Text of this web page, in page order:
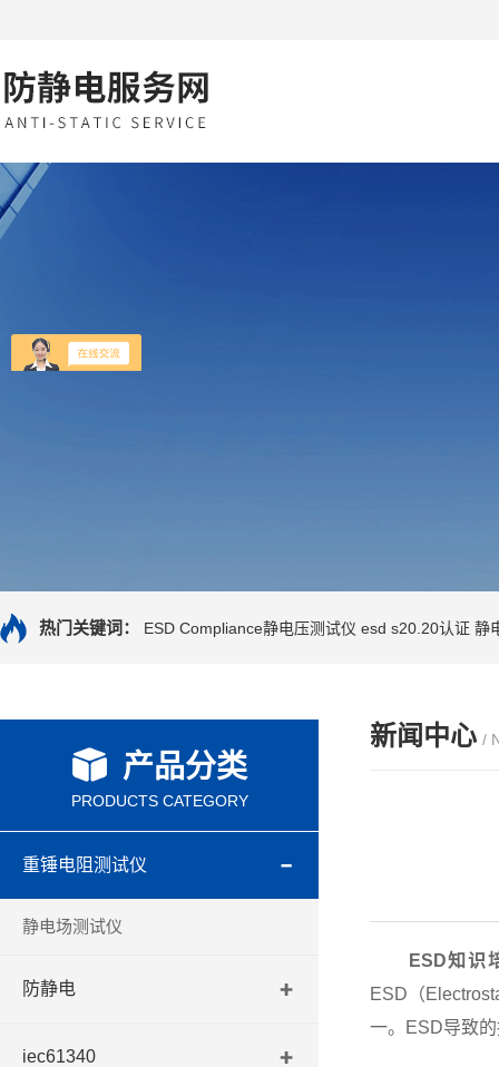
热门关键词： ESD Compliance静电压测试仪 esd s20.20认证 静
产品分类
PRODUCTS CATEGORY
重锤电阻测试仪
静电场测试仪
防静电
iec61340
新闻中心 /
ESD知识
ESD（
一。ESD导致